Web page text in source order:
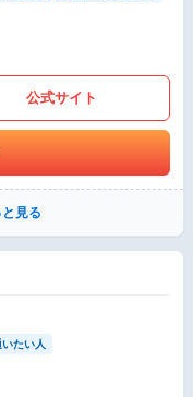
公式サイト
見る
たい人